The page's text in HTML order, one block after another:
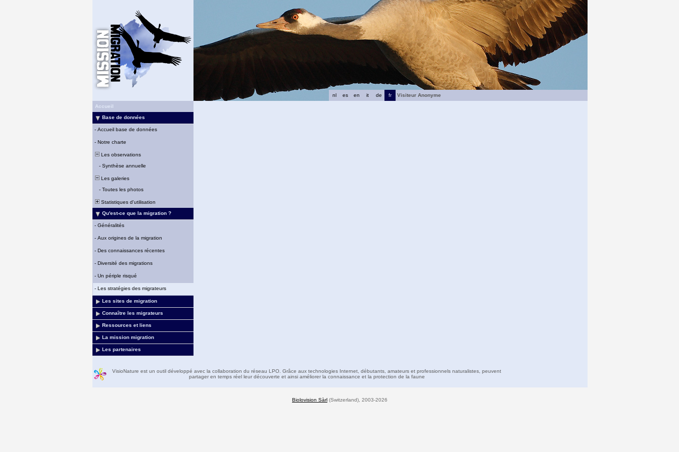
fr
de
it
en
es
nl
Visiteur Anonyme
Accueil
Base de données
- Accueil base de données
- Notre charte
Les observations
- Synthèse annuelle
Les galeries
- Toutes les photos
Statistiques d'utilisation
Qu'est-ce que la migration ?
- Généralités
- Aux origines de la migration
- Des connaissances récentes
- Diversité des migrations
- Un périple risqué
- Les stratégies des migrateurs
Les sites de migration
Connaître les migrateurs
Ressources et liens
La mission migration
Les partenaires
VisioNature est un outil développé avec la collaboration du réseau LPO. Grâce aux technologies Internet, débutants, amateurs et professionnels naturalistes, peuvent
partager en temps réel leur découverte et ainsi améliorer la connaissance et la protection de la faune
Biolovision Sàrl (Switzerland), 2003-2026